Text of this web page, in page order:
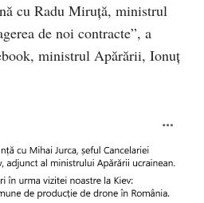
cu Radu Miruță, ministrul
de noi contracte”, a
ministrul Apărării, Ionuț